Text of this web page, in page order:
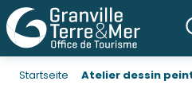
Startseite Atelier dessin